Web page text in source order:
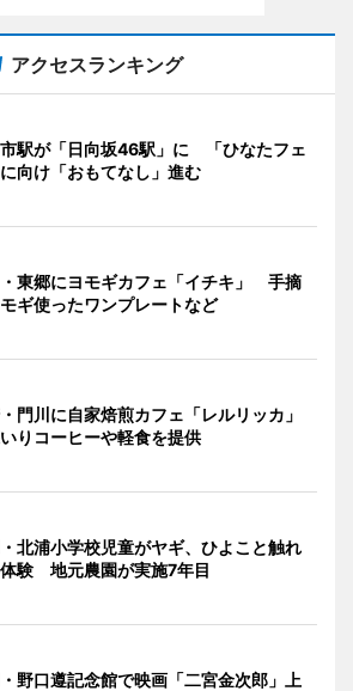
アクセスランキング
駅が「日向坂46駅」に 「ひなたフェ
向け「おもてなし」進む
東郷にヨモギカフェ「イチキ」 手摘
ギ使ったワンプレートなど
門川に自家焙煎カフェ「レルリッカ」
りコーヒーや軽食を提供
北浦小学校児童がヤギ、ひよこと触れ
験 地元農園が実施7年目
野口遵記念館で映画「二宮金次郎」上